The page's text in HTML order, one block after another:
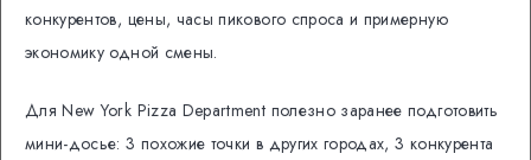
конкурентов, цены, часы пикового спроса и примерную
экономику одной смены.
Для New York Pizza Department полезно заранее подготовить
мини-досье: 3 похожие точки в других городах, 3 конкурента